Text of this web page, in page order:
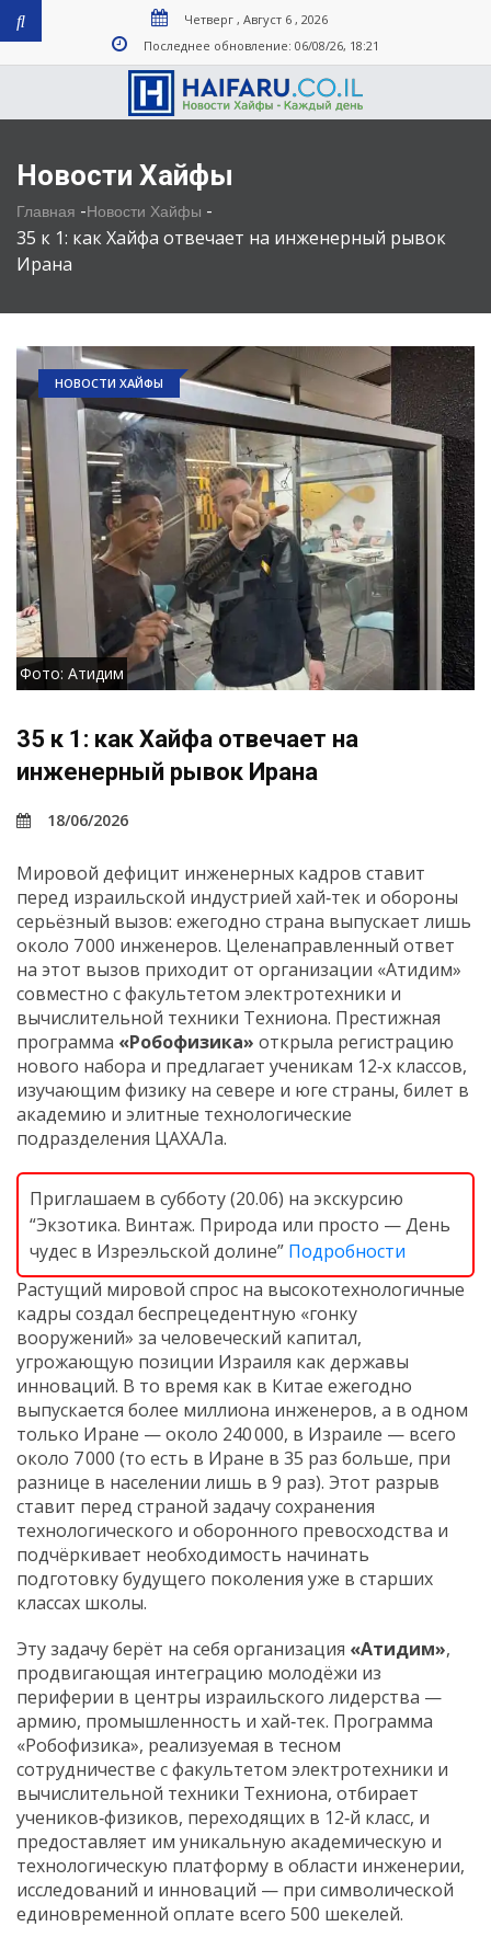
Четверг , Август 6 , 2026
Последнее обновление: 06/08/26, 18:21
Новости Хайфы
Главная -Новости Хайфы -
35 к 1: как Хайфа отвечает на инженерный рывок
Ирана
НОВОСТИ ХАЙФЫ
Фото: Атидим
35 к 1: как Хайфа отвечает на
инженерный рывок Ирана
18/06/2026
Мировой дефицит инженерных кадров ставит
перед израильской индустрией хай‑тек и обороны
серьёзный вызов: ежегодно страна выпускает лишь
около 7 000 инженеров. Целенаправленный ответ
на этот вызов приходит от организации «Атидим»
совместно с факультетом электротехники и
вычислительной техники Техниона. Престижная
программа «Робофизика» открыла регистрацию
нового набора и предлагает ученикам 12‑х классов,
изучающим физику на севере и юге страны, билет в
академию и элитные технологические
подразделения ЦАХАЛа.
Приглашаем в субботу (20.06) на экскурсию
“Экзотика. Винтаж. Природа или просто — День
чудес в Изреэльской долине” Подробности
Растущий мировой спрос на высокотехнологичные
кадры создал беспрецедентную «гонку
вооружений» за человеческий капитал,
угрожающую позиции Израиля как державы
инноваций. В то время как в Китае ежегодно
выпускается более миллиона инженеров, а в одном
только Иране — около 240 000, в Израиле — всего
около 7 000 (то есть в Иране в 35 раз больше, при
разнице в населении лишь в 9 раз). Этот разрыв
ставит перед страной задачу сохранения
технологического и оборонного превосходства и
подчёркивает необходимость начинать
подготовку будущего поколения уже в старших
классах школы.
Эту задачу берёт на себя организация «Атидим»,
продвигающая интеграцию молодёжи из
периферии в центры израильского лидерства —
армию, промышленность и хай‑тек. Программа
«Робофизика», реализуемая в тесном
сотрудничестве с факультетом электротехники и
вычислительной техники Техниона, отбирает
учеников‑физиков, переходящих в 12‑й класс, и
предоставляет им уникальную академическую и
технологическую платформу в области инженерии,
исследований и инноваций — при символической
единовременной оплате всего 500 шекелей.